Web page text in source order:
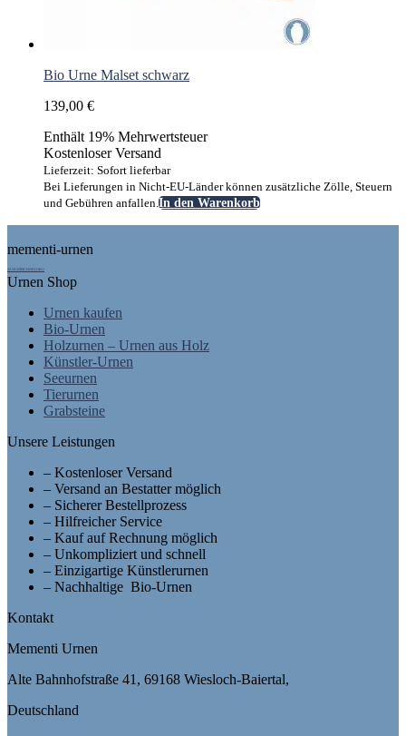
Bio Urne Malset schwarz
139,00 €
Enthält 19% Mehrwertsteuer
Kostenloser Versand
Lieferzeit: Sofort lieferbar
Bei Lieferungen in Nicht-EU-Länder können zusätzliche Zölle, Steuern
und Gebühren anfallen.In den Warenkorb
mementi-urnen
AUSGEZEICHNET.ORG
Urnen Shop
Urnen kaufen
Bio-Urnen
Holzurnen – Urnen aus Holz
Künstler-Urnen
Seeurnen
Tierurnen
Grabsteine
Unsere Leistungen
– Kostenloser Versand
– Versand an Bestatter möglich
– Sicherer Bestellprozess
– Hilfreicher Service
– Kauf auf Rechnung möglich
– Unkompliziert und schnell
– Einzigartige Künstlerurnen
– Nachhaltige Bio-Urnen
Kontakt
Mementi Urnen
Alte Bahnhofstraße 41, 69168 Wiesloch-Baiertal,
Deutschland